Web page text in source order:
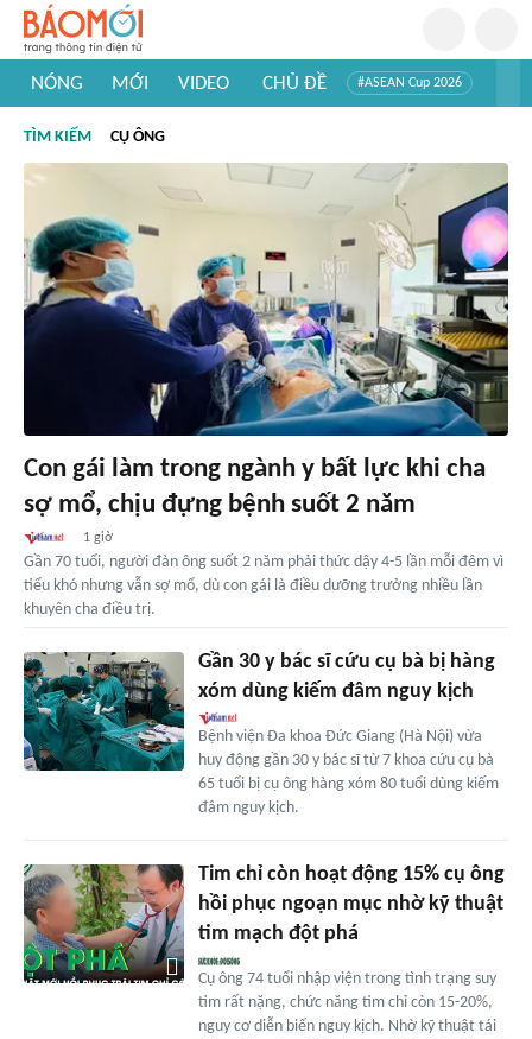
NÓNG MỚI VIDEO CHỦ ĐỀ #ASEAN Cup 2026
#Khám phá Việt Nam
TÌM KIẾM CỤ ÔNG
Con gái làm trong ngành y bất lực khi cha
sợ mổ, chịu đựng bệnh suốt 2 năm
1 giờ
Gần 70 tuổi, người đàn ông suốt 2 năm phải thức dậy 4-5 lần mỗi đêm vì
tiểu khó nhưng vẫn sợ mổ, dù con gái là điều dưỡng trưởng nhiều lần
khuyên cha điều trị.
Gần 30 y bác sĩ cứu cụ bà bị hàng
xóm dùng kiếm đâm nguy kịch
Bệnh viện Đa khoa Đức Giang (Hà Nội) vừa
huy động gần 30 y bác sĩ từ 7 khoa cứu cụ bà
65 tuổi bị cụ ông hàng xóm 80 tuổi dùng kiếm
đâm nguy kịch.
Tim chỉ còn hoạt động 15% cụ ông
hồi phục ngoạn mục nhờ kỹ thuật
tim mạch đột phá
Cụ ông 74 tuổi nhập viện trong tình trạng suy
tim rất nặng, chức năng tim chỉ còn 15-20%,
nguy cơ diễn biến nguy kịch. Nhờ kỹ thuật tái